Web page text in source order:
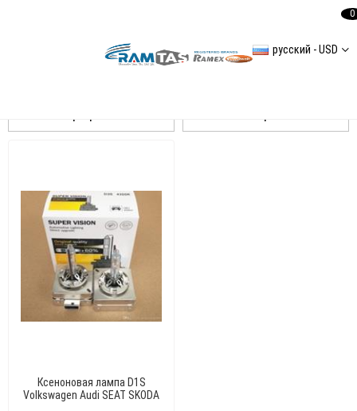
русский - USD
0
Ксеноновая лампа D1S
Volkswagen Audi SEAT SKODA